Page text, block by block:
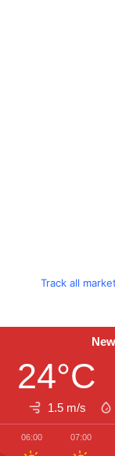
Track all
24°C
1.5 m/s
06:00 07:00